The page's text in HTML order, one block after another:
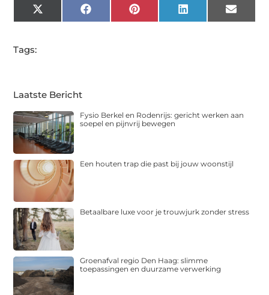
X
(Twitter)
FacebookPinterest LinkedIn Email
Tags:
Laatste Bericht
Fysio Berkel en Rodenrijs: gericht werken aan
soepel en pijnvrij bewegen
Een houten trap die past bij jouw woonstijl
Betaalbare luxe voor je trouwjurk zonder stress
Groenafval regio Den Haag: slimme
toepassingen en duurzame verwerking